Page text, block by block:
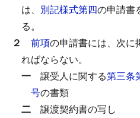
は、 別記様式第四の申請書
る。
２ 前項の申請書には、次に
ればならない。
一 譲受人に関する第三条
号の書類
二 譲渡契約書の写し